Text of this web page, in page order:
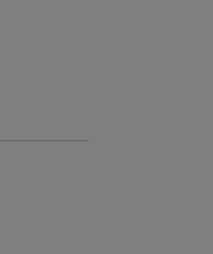
záložce